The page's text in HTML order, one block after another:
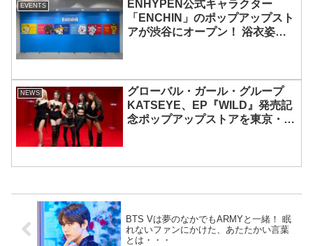
EVENTS
ENHYPEN公式キャラクター
「ENCHIN」のポップアップスト
アが渋谷にオープン！ 浴衣姿の
NEWS
グローバル・ガール・グループ
KATSEYE、EP『WILD』発売記
念ポップアップストアを東京・原
BTS Vは夢のなかでもARMYと一緒！ 眠
れないファンにかけた、あたたかい言葉
とは・・・